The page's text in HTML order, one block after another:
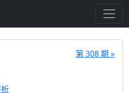
第 308 期 »